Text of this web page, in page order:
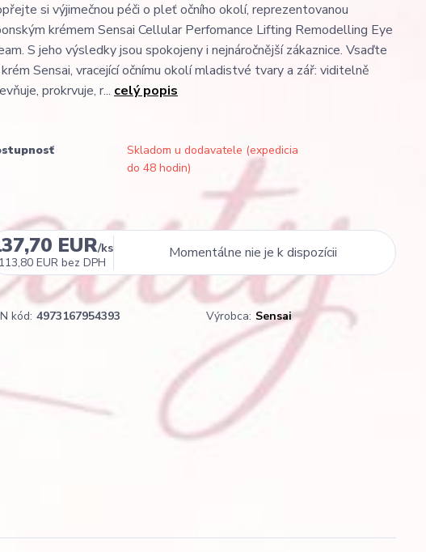
si výjimečnou péči o pleť očního okolí, reprezentovanou
krémem Sensai Cellular Perfomance Lifting Remodelling Eye
S jeho výsledky jsou spokojeny i nejnáročnější zákaznice. Vsaďte
Sensai, vracející očnímu okolí mladistvé tvary a zář: viditelně
prokrvuje, r... celý popis
Skladom u dodavatele (expedicia
do 48 hodin)
EUR/ks
113,80 EUR bez DPH
Momentálne nie je k dispozícii
kód: 4973167954393 Výrobca: Sensai